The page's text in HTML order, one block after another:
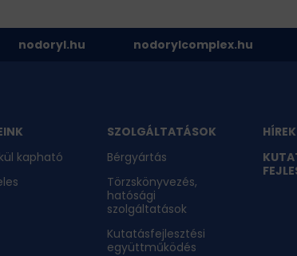
nodoryl.hu nodorylcomplex.hu
kapható
SZOLGÁLTATÁSOK
Bérgyártás
Törzskönyvezés,
hatósági
szolgáltatások
Kutatásfejlesztési
együttműködés
HÍREK